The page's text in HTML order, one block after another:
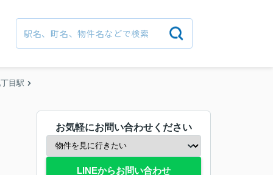
目駅
お気軽にお問い合わせください
LINEからお問い合わせ